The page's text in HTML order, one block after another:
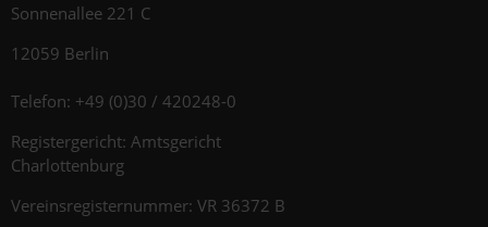
Sonnenallee 221 C
12059 Berlin
Telefon: +49 (0)30 / 420248-0
Registergericht: Amtsgericht
Charlottenburg
Vereinsregisternummer: VR 36372 B